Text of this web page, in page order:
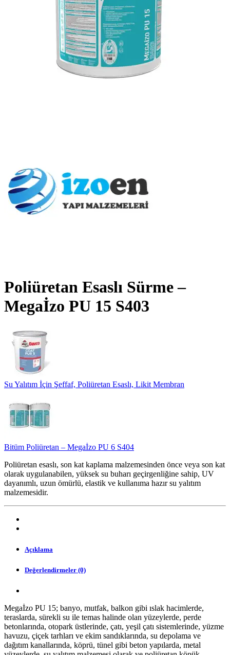
Poliüretan Esaslı Sürme –
Megaİzo PU 15 S403
Su Yalıtım İçin Şeffaf, Poliüretan Esaslı, Likit Membran
Bitüm Poliüretan – Megaİzo PU 6 S404
Poliüretan esaslı, son kat kaplama malzemesinden önce veya son kat
olarak uygulanabilen, yüksek su buharı geçirgenliğine sahip, UV
dayanımlı, uzun ömürlü, elastik ve kullanıma hazır su yalıtım
malzemesidir.
Açıklama
Değerlendirmeler (0)
Megaİzo PU 15; banyo, mutfak, balkon gibi ıslak hacimlerde,
teraslarda, sürekli su ile temas halinde olan yüzeylerde, perde
betonlarında, otopark üstlerinde, çatı, yeşil çatı sistemlerinde, yüzme
havuzu, çiçek tarhları ve ekim sandıklarında, su depolama ve
dağıtım kanallarında, köprü, tünel gibi beton yapılarda, metal